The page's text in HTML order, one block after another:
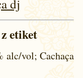
dj
etiket
alc/vol; Cachaça